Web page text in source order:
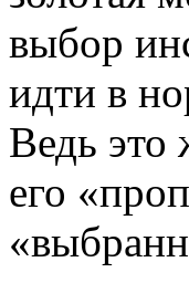
выбор
идти в
Ведь это
его